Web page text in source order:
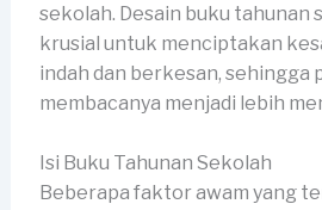
sekolah. Desain buku tahunan
krusial untuk menciptakan
indah dan berkesan, sehingga
membacanya menjadi lebih
Isi Buku Tahunan Sekolah
Beberapa faktor awam yang